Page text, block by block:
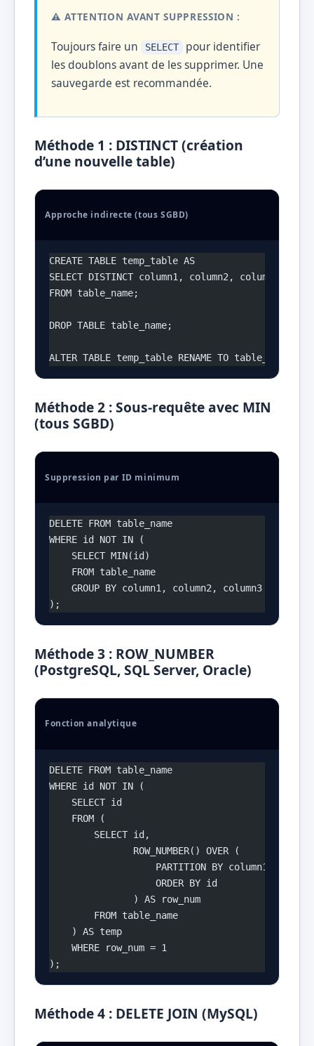
⚠️ ATTENTION AVANT SUPPRESSION :
Toujours faire un SELECT
pour identifier
les doublons avant de les supprimer. Une
sauvegarde est recommandée.
Méthode 1 : DISTINCT (création
d’une nouvelle table)
Approche indirecte (tous SGBD)
CREATE TABLE temp_table AS
SELECT DISTINCT column1, column2, column3, ...
FROM table_name;
DROP TABLE table_name;
ALTER TABLE temp_table RENAME TO table_name;
Méthode 2 : Sous-requête avec MIN
(tous SGBD)
Suppression par ID minimum
DELETE FROM table_name
WHERE id NOT IN (
    SELECT MIN(id)
    FROM table_name
    GROUP BY column1, column2, column3
);
Méthode 3 : ROW_NUMBER
(PostgreSQL, SQL Server, Oracle)
Fonction analytique
DELETE FROM table_name
WHERE id NOT IN (
    SELECT id
    FROM (
        SELECT id,
               ROW_NUMBER() OVER (
PARTITION BY column1,
                   ORDER BY id
               ) AS row_num
        FROM table_name
    ) AS temp
    WHERE row_num = 1
);
Méthode 4 : DELETE JOIN (MySQL)